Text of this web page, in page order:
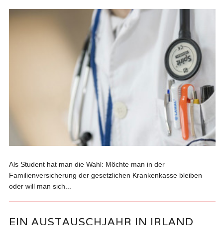
Als Student hat man die Wahl: Möchte man in der
Familienversicherung der gesetzlichen Krankenkasse bleiben
oder will man sich...
EIN AUSTAUSCHJAHR IN IRLAND